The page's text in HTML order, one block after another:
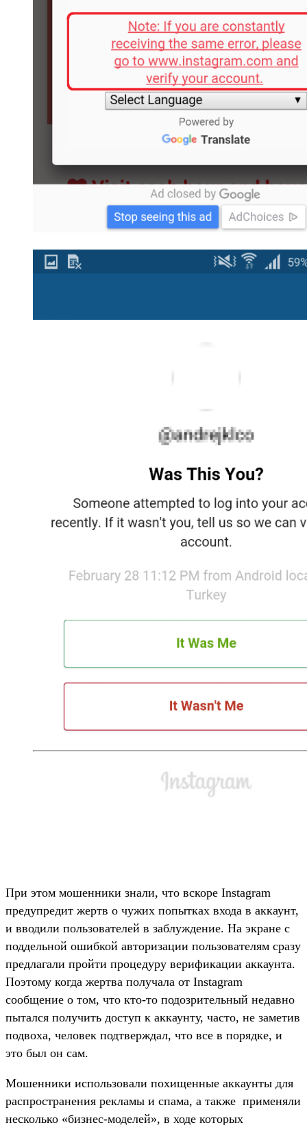
При этом мошенники знали, что вскоре Instagram
предупредит жертв о чужих попытках входа в аккаунт,
и вводили пользователей в заблуждение. На экране с
поддельной ошибкой авторизации пользователям сразу
предлагали пройти процедуру верификации аккаунта.
Поэтому когда жертва получала от Instagram
сообщение о том, что кто-то подозрительный недавно
пытался получить доступ к аккаунту, часто, не заметив
подвоха, человек подтверждал, что все в порядке, и
это был он сам.
Мошенники использовали похищенные аккаунты для
распространения рекламы и спама, а также применяли
несколько «бизнес-моделей», в ходе которых